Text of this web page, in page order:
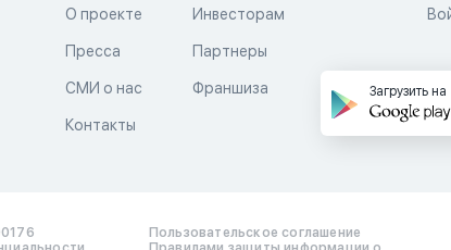
О проекте
Пресса
СМИ о нас
Контакты
Инвесторам
Партнеры
Франшиза Загрузить на
Пользовательское соглашение